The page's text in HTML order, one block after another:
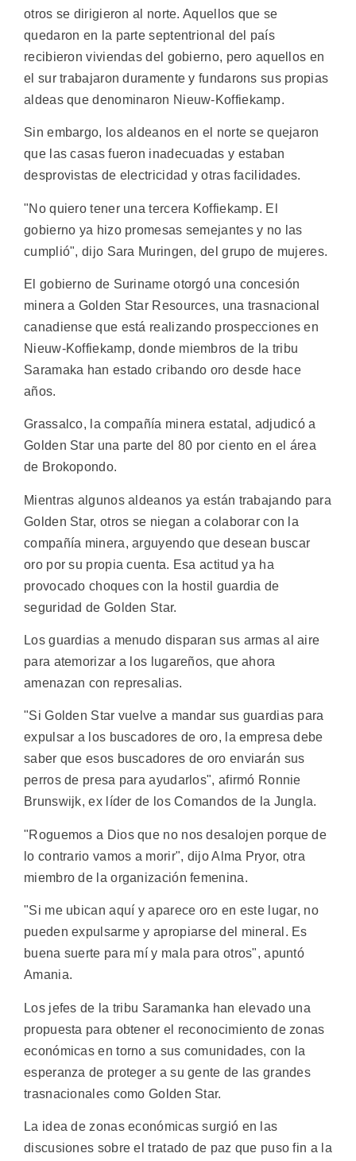
otros se dirigieron al norte. Aquellos que se
quedaron en la parte septentrional del país
recibieron viviendas del gobierno, pero aquellos en
el sur trabajaron duramente y fundarons sus propias
aldeas que denominaron Nieuw-Koffiekamp.
Sin embargo, los aldeanos en el norte se quejaron
que las casas fueron inadecuadas y estaban
desprovistas de electricidad y otras facilidades.
"No quiero tener una tercera Koffiekamp. El
gobierno ya hizo promesas semejantes y no las
cumplió", dijo Sara Muringen, del grupo de mujeres.
El gobierno de Suriname otorgó una concesión
minera a Golden Star Resources, una trasnacional
canadiense que está realizando prospecciones en
Nieuw-Koffiekamp, donde miembros de la tribu
Saramaka han estado cribando oro desde hace
años.
Grassalco, la compañía minera estatal, adjudicó a
Golden Star una parte del 80 por ciento en el área
de Brokopondo.
Mientras algunos aldeanos ya están trabajando para
Golden Star, otros se niegan a colaborar con la
compañía minera, arguyendo que desean buscar
oro por su propia cuenta. Esa actitud ya ha
provocado choques con la hostil guardia de
seguridad de Golden Star.
Los guardias a menudo disparan sus armas al aire
para atemorizar a los lugareños, que ahora
amenazan con represalias.
"Si Golden Star vuelve a mandar sus guardias para
expulsar a los buscadores de oro, la empresa debe
saber que esos buscadores de oro enviarán sus
perros de presa para ayudarlos", afirmó Ronnie
Brunswijk, ex líder de los Comandos de la Jungla.
"Roguemos a Dios que no nos desalojen porque de
lo contrario vamos a morir", dijo Alma Pryor, otra
miembro de la organización femenina.
"Si me ubican aquí y aparece oro en este lugar, no
pueden expulsarme y apropiarse del mineral. Es
buena suerte para mí y mala para otros", apuntó
Amania.
Los jefes de la tribu Saramanka han elevado una
propuesta para obtener el reconocimiento de zonas
económicas en torno a sus comunidades, con la
esperanza de proteger a su gente de las grandes
trasnacionales como Golden Star.
La idea de zonas económicas surgió en las
discusiones sobre el tratado de paz que puso fin a la